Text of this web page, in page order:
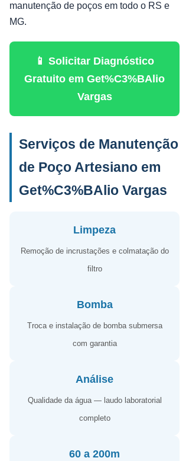
manutenção de poços em todo o RS e
MG.
📱 Solicitar Diagnóstico
Gratuito em Get%C3%BAlio
Vargas
Serviços de Manutenção
de Poço Artesiano em
Get%C3%BAlio Vargas
Limpeza
Remoção de incrustações e colmatação do
filtro
Bomba
Troca e instalação de bomba submersa
com garantia
Análise
Qualidade da água — laudo laboratorial
completo
60 a 200m